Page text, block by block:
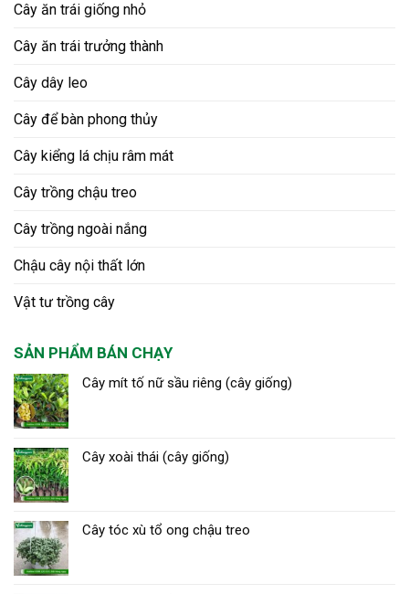
Cây ăn trái giống nhỏ
Cây ăn trái trưởng thành
Cây dây leo
Cây để bàn phong thủy
Cây kiểng lá chịu râm mát
Cây trồng chậu treo
Cây trồng ngoài nắng
Chậu cây nội thất lớn
Vật tư trồng cây
SẢN PHẨM BÁN CHẠY
Cây mít tố nữ sầu riêng (cây giống)
Cây xoài thái (cây giống)
Cây tóc xù tổ ong chậu treo